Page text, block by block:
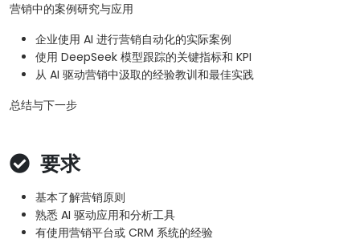
营销中的案例研究与应用
企业使用 AI 进行营销自动化的实际案例
使用 DeepSeek 模型跟踪的关键指标和 KPI
从 AI 驱动营销中汲取的经验教训和最佳实践
总结与下一步
要求
基本了解营销原则
熟悉 AI 驱动应用和分析工具
有使用营销平台或 CRM 系统的经验